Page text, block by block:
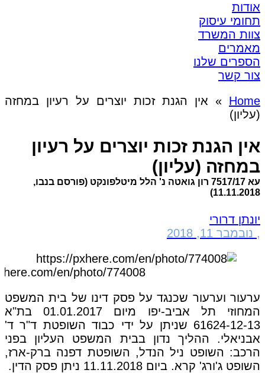
אודות
תחומי עיסוק
צוות המשרד
מאמרים
הספרים שלנו
צור קשר
Home
» אין הגנת זכות יוצרים על רעיון במחזה
(עליון)
אין הגנת זכות יוצרים על רעיון
במחזה (עליון)
עא 7517/17 רון גואטה נ' הלל מיטלפונקט (פורסם בנבו,
11.11.2018)
יונתן דרורי
, נובמבר 11, 2018
en/photo/774008
ערעור וערעור שכנגד על פסק דינו של בית המשפט
המחוזי תל אביב-יפו מיום 01.01.2017 בת"א
61624-12-13 שניתן על ידי כבוד השופטת ד"ר ד'
אבניאלי. ההליך נדון בבית המשפט העליון בפני
הרכב: השופט ניל הנדל, השופטת דפנה ברק-ארז,
השופט ג'ורג' קרא. ביום 11.11.2018 ניתן פסק הדין.